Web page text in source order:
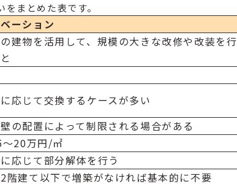
まとめた表です。
ーション
建物を活用して、規模の大きな改修や改装を行
応じて交換するケースが多い
の配置によって制限される場合がある
20万円/㎡
応じて部分解体を行う
階建て以下で増築がなければ基本的に不要